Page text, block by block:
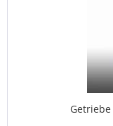
Getriebe